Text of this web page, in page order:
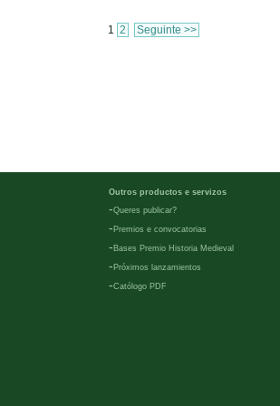
1 2 Seguinte >>
Outros productos e servizos
-Queres publicar?
- Premios e convocatorias
- Bases Premio Historia Medieval
- Próximos lanzamientos
-Católogo PDF